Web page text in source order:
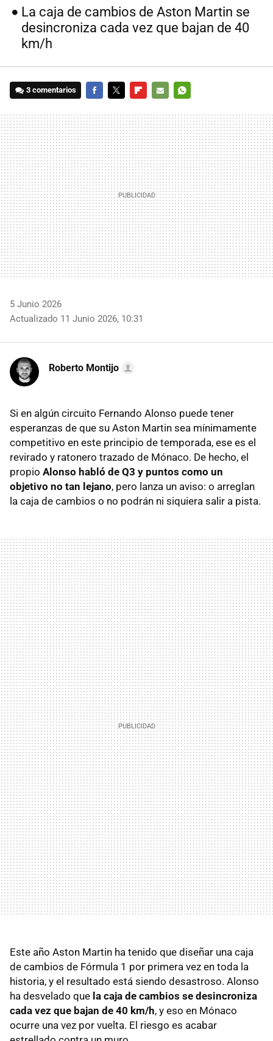
La caja de cambios de Aston Martin se
desincroniza cada vez que bajan de 40
km/h
3 comentarios
MAIL
5 Junio 2026
Actualizado 11 Junio 2026, 10:31
Roberto Montijo
Si en algún circuito Fernando Alonso puede tener
esperanzas de que su Aston Martin sea mínimamente
competitivo en este principio de temporada, ese es el
revirado y ratonero trazado de Mónaco. De hecho, el
propio Alonso habló de Q3 y puntos como un
objetivo no tan lejano, pero lanza un aviso: o arreglan
la caja de cambios o no podrán ni siquiera salir a pista.
Este año Aston Martin ha tenido que diseñar una caja
de cambios de Fórmula 1 por primera vez en toda la
historia, y el resultado está siendo desastroso. Alonso
ha desvelado que la caja de cambios se desincroniza
cada vez que bajan de 40 km/h, y eso en Mónaco
ocurre una vez por vuelta. El riesgo es acabar